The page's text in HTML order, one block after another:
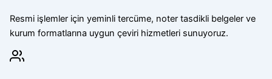
Resmi işlemler için yeminli tercüme, noter tasdikli belgeler ve
kurum formatlarına uygun çeviri hizmetleri sunuyoruz.